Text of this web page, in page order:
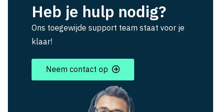
Heb je hulp nodig?
Ons toegewijde support team staat voor je
klaar!
Neem contact op